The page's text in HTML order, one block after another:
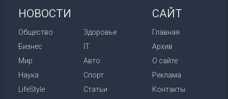
НОВОСТИ
Общество
Бизнес
Мир
Наука
LifeStyle
Здоровье
IT
Авто
Спорт
Статьи
САЙТ
Главная
Архив
О сайте
Реклама
Контакты